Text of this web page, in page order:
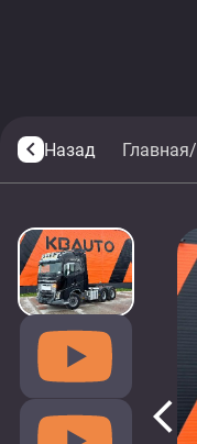
arrow_back_ios Назад Главная/
arrow_back_ios